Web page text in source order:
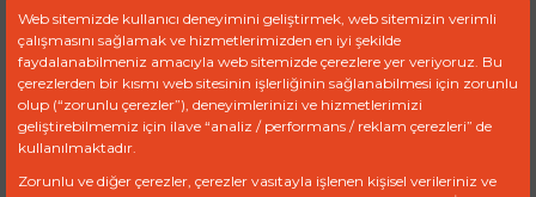
« 1 2 3 4 5 »
Web sitemizde kullanıcı deneyimini geliştirmek, web sitemizin verimli
çalışmasını sağlamak ve hizmetlerimizden en iyi şekilde
faydalanabilmeniz amacıyla web sitemizde çerezlere yer veriyoruz. Bu
çerezlerden bir kısmı web sitesinin işlerliğinin sağlanabilmesi için zorunlu
olup (“zorunlu çerezler”), deneyimlerinizi ve hizmetlerimizi
geliştirebilmemiz için ilave “analiz / performans / reklam çerezleri” de
kullanılmaktadır.
Zorunlu ve diğer çerezler, çerezler vasıtayla işlenen kişisel verileriniz ve